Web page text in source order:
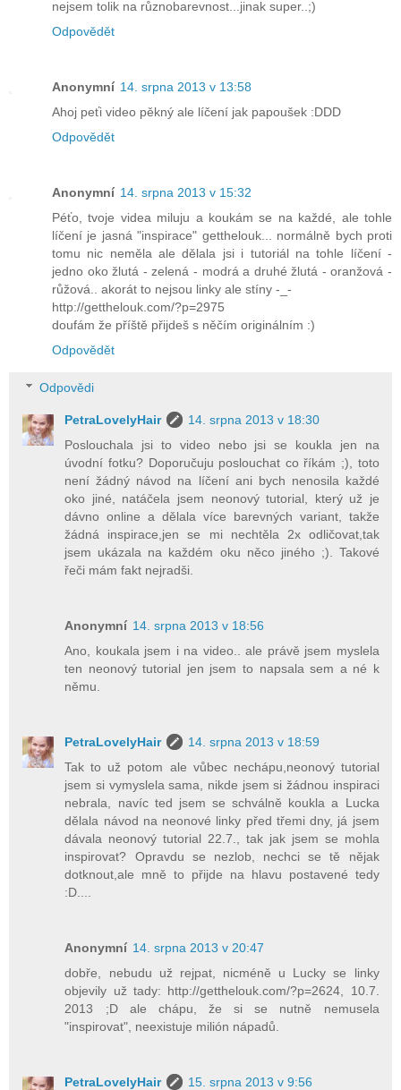
nejsem tolik na různobarevnost...jinak super..;)
Odpovědět
Anonymní 14. srpna 2013 v 13:58
Ahoj peťi video pěkný ale líčení jak papoušek :DDD
Odpovědět
Anonymní 14. srpna 2013 v 15:32
Péťo, tvoje videa miluju a koukám se na každé, ale tohle
líčení je jasná "inspirace" getthelouk... normálně bych proti
tomu nic neměla ale dělala jsi i tutoriál na tohle líčení -
jedno oko žlutá - zelená - modrá a druhé žlutá - oranžová -
růžová.. akorát to nejsou linky ale stíny -_-
http://getthelouk.com/?p=2975
doufám že příště přijdeš s něčím originálním :)
Odpovědět
Odpovědi
PetraLovelyHair
14. srpna 2013 v 18:30
Poslouchala jsi to video nebo jsi se koukla jen na
úvodní fotku? Doporučuju poslouchat co říkám ;), toto
není žádný návod na líčení ani bych nenosila každé
oko jiné, natáčela jsem neonový tutorial, který už je
dávno online a dělala více barevných variant, takže
žádná inspirace,jen se mi nechtěla 2x odličovat,tak
jsem ukázala na každém oku něco jiného ;). Takové
řeči mám fakt nejradši.
Anonymní 14. srpna 2013 v 18:56
Ano, koukala jsem i na video.. ale právě jsem myslela
ten neonový tutorial jen jsem to napsala sem a né k
němu.
PetraLovelyHair
14. srpna 2013 v 18:59
Tak to už potom ale vůbec nechápu,neonový tutorial
jsem si vymyslela sama, nikde jsem si žádnou inspiraci
nebrala, navíc ted jsem se schválně koukla a Lucka
dělala návod na neonové linky před třemi dny, já jsem
dávala neonový tutorial 22.7., tak jak jsem se mohla
inspirovat? Opravdu se nezlob, nechci se tě nějak
dotknout,ale mně to přijde na hlavu postavené tedy
:D....
Anonymní 14. srpna 2013 v 20:47
dobře, nebudu už rejpat, nicméně u Lucky se linky
objevily už tady: http://getthelouk.com/?p=2624, 10.7.
2013 ;D ale chápu, že si se nutně nemusela
"inspirovat", neexistuje milión nápadů.
PetraLovelyHair
15. srpna 2013 v 9:56